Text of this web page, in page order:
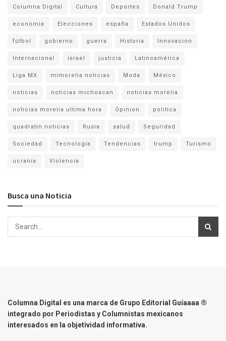
Columna Digital Cultura Deportes Donald Trump
economia Elecciones españa Estados Unidos
fútbol gobierno guerra Historia Innovación
Internacional israel justicia Latinoamérica
Liga MX mimorelia noticias Moda México
noticias noticias michoacan noticias morelia
noticias morelia ultima hora Opinion politica
quadratin noticias Rusia salud Seguridad
Sociedad Tecnología Tendencias trump Turismo
ucrania Violencia
Busca una Noticia
Columna Digital es una marca de Grupo Editorial Guíaaaa ®
integrado por Periodistas y Columnistas mexicanos
interesados en la objetividad informativa.